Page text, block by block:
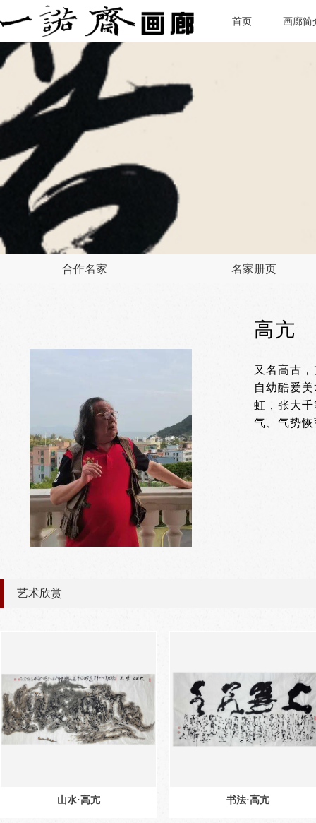
合作名家 名家册页
首页 画廊简
高亢
又名高古
自幼酷爱
虹，张大
气、气势
山水·高亢 书法·高亢
艺术欣赏